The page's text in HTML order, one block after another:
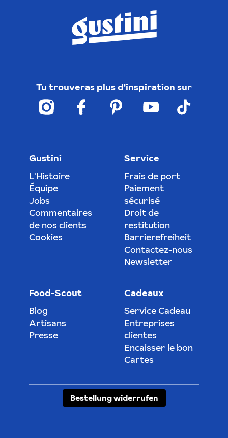
Tu trouveras plus d'inspiration sur
Gustini
L'Histoire
Équipe
Jobs
Commentaires
de nos clients
Cookies
Service
Frais de port
Paiement
sécurisé
Droit de
restitution
Barrierefreiheit
Contactez-nous
Newsletter
Food-Scout
Blog
Artisans
Presse
Cadeaux
Service Cadeau
Entreprises
clientes
Encaisser le bon
Cartes
Bestellung widerrufen